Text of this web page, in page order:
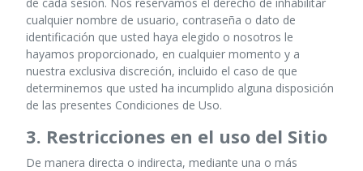
cualquier nombre de usuario, contraseña o dato de
identificación que usted haya elegido o nosotros le
hayamos proporcionado, en cualquier momento y a
nuestra exclusiva discreción, incluido el caso de que
determinemos que usted ha incumplido alguna disposición
de las presentes Condiciones de Uso.
3. Restricciones en el uso del Sitio
De manera directa o indirecta, mediante una o más